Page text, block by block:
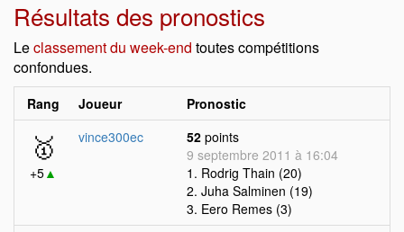
Résultats des pronostics
Leclassement du week-end toutes compétitions
confondues.
Rang Joueur Pronostic
🥇
+5▲
vince300ec 52 points
9 septembre 2011 à 16:04
1. Rodrig Thain (20)
2. Juha Salminen (19)
3. Eero Remes (3)